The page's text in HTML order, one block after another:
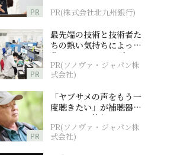
PR PR(株式会社北九州銀行)
PR
最先端の技術と技術者た
ちの熱い気持ちによって
作られているオーダーメ
イド補聴器
PR(ソノヴァ・ジャパン株
式会社)
PR
「ヤブサメの声をもう一
度聴きたい」が補聴器チ
ャレンジの後押しに
PR(ソノヴァ・ジャパン株
式会社)